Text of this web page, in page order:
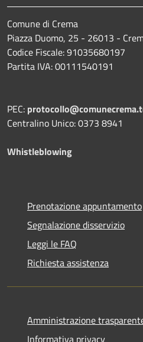
Comune di Crema
Piazza Duomo, 25 - 26013 -
Codice Fiscale: 91035680197
Partita IVA: 00111540191
PEC:
Centralino Unico: 0373 8941
Whistleblowing
Prenotazione appuntamento
Segnalazione disservizio
Leggi le FAQ
Richiesta assistenza
Amministrazione
Informativa privacy